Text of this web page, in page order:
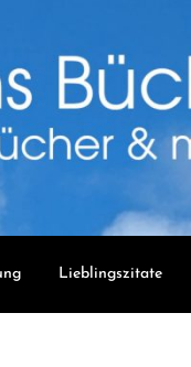
Lieblingszitate